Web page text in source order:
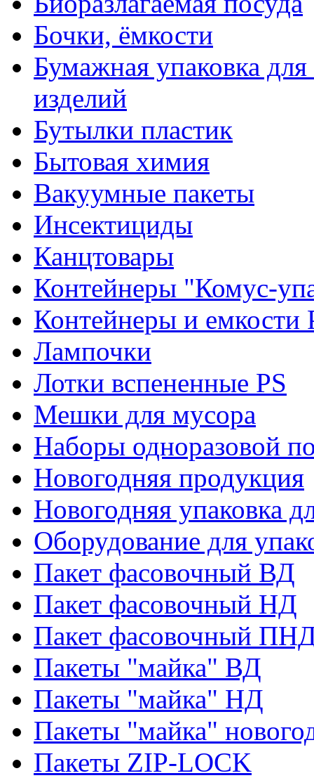
Бочки, ёмкости
Бумажная упаковка
изделий
Бутылки пластик
Бытовая химия
Вакуумные пакеты
Инсектициды
Канцтовары
Контейнеры "Комус-
Контейнеры и емкости
Лампочки
Лотки вспененные PS
Мешки для мусора
Наборы одноразовой
Новогодняя продукция
Новогодняя упаковка
Оборудование для
Пакет фасовочный ВД
Пакет фасовочный НД
Пакет фасовочный
Пакеты "майка" ВД
Пакеты "майка" НД
Пакеты "майка"
Пакеты ZIP-LOCK